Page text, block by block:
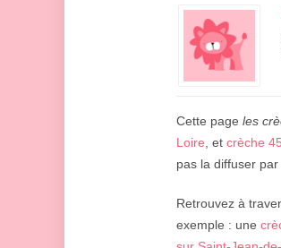
Cette page les
Loire , et crèche 45
pas la diffuser
Retrouvez à
exemple : une